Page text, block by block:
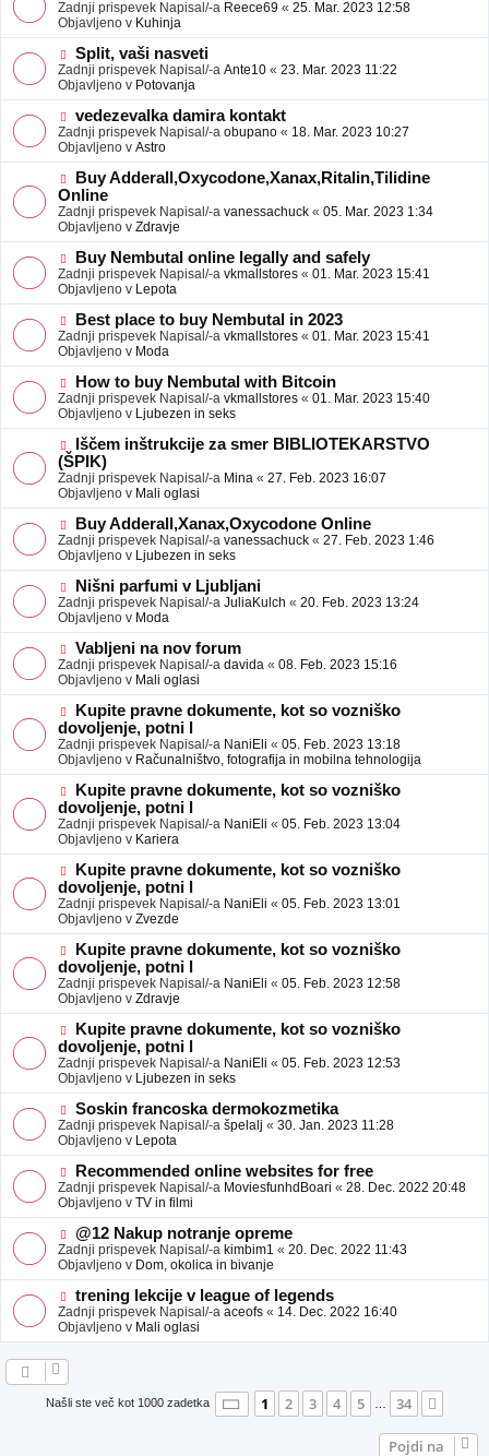
b
j
a
v
e
o
v
e
o
b
j
a
v
e
Zadnji prispevek Napisal/-a Reece69 « 25. Mar. 2023 12:58
Objavljeno v Kuhinja
N
o
v
e
o
b
j
a
v
e
Split, vaši nasveti
Zadnji prispevek Napisal/-a Ante10 « 23. Mar. 2023 11:22
Objavljeno v Potovanja
N
o
v
e
o
b
j
a
v
e
vedezevalka damira kontakt
Zadnji prispevek Napisal/-a obupano « 18. Mar. 2023 10:27
Objavljeno v Astro
N
o
v
e
o
b
j
a
v
e
Buy Adderall,Oxycodone,Xanax,Ritalin,Tilidine
Online
Zadnji prispevek Napisal/-a vanessachuck « 05. Mar. 2023 1:34
Objavljeno v Zdravje
N
o
v
e
o
b
j
a
v
e
Buy Nembutal online legally and safely
Zadnji prispevek Napisal/-a vkmallstores « 01. Mar. 2023 15:41
Objavljeno v Lepota
N
o
v
e
o
b
j
a
v
e
Best place to buy Nembutal in 2023
Zadnji prispevek Napisal/-a vkmallstores « 01. Mar. 2023 15:41
Objavljeno v Moda
N
o
v
e
o
b
j
a
v
e
How to buy Nembutal with Bitcoin
Zadnji prispevek Napisal/-a vkmallstores « 01. Mar. 2023 15:40
Objavljeno v Ljubezen in seks
N
o
v
e
o
b
j
a
v
e
Iščem inštrukcije za smer BIBLIOTEKARSTVO
(ŠPIK)
Zadnji prispevek Napisal/-a Mina « 27. Feb. 2023 16:07
Objavljeno v Mali oglasi
N
o
v
e
o
b
j
a
v
e
Buy Adderall,Xanax,Oxycodone Online
Zadnji prispevek Napisal/-a vanessachuck « 27. Feb. 2023 1:46
Objavljeno v Ljubezen in seks
N
o
v
e
o
b
j
a
v
e
Nišni parfumi v Ljubljani
Zadnji prispevek Napisal/-a JuliaKulch « 20. Feb. 2023 13:24
Objavljeno v Moda
N
o
v
e
o
b
j
a
v
e
Vabljeni na nov forum
Zadnji prispevek Napisal/-a davida « 08. Feb. 2023 15:16
Objavljeno v Mali oglasi
N
o
v
e
o
b
a
v
e
Kupite pravne dokumente, kot so vozniško
dovoljenje, potni l
Zadnji prispevek Napisal/-a NaniEli « 05. Feb. 2023 13:18
Objavljeno v Računalništvo, fotografija in mobilna tehnologija
N
o
v
e
o
b
a
v
e
Kupite pravne dokumente, kot so vozniško
dovoljenje, potni l
Zadnji prispevek Napisal/-a NaniEli « 05. Feb. 2023 13:04
Objavljeno v Kariera
N
o
v
e
o
b
a
v
e
Kupite pravne dokumente, kot so vozniško
dovoljenje, potni l
Zadnji prispevek Napisal/-a NaniEli « 05. Feb. 2023 13:01
Objavljeno v Zvezde
N
o
v
e
o
b
a
v
e
Kupite pravne dokumente, kot so vozniško
dovoljenje, potni l
Zadnji prispevek Napisal/-a NaniEli « 05. Feb. 2023 12:58
Objavljeno v Zdravje
N
o
v
e
o
b
j
a
v
e
Kupite pravne dokumente, kot so vozniško
dovoljenje, potni l
Zadnji prispevek Napisal/-a NaniEli « 05. Feb. 2023 12:53
Objavljeno v Ljubezen in seks
N
o
v
e
o
b
j
a
v
e
Soskin francoska dermokozmetika
Zadnji prispevek Napisal/-a špelalj « 30. Jan. 2023 11:28
Objavljeno v Lepota
N
o
v
e
o
b
j
a
v
e
Recommended online websites for free
Zadnji prispevek Napisal/-a MoviesfunhdBoari « 28. Dec. 2022 20:48
Objavljeno v TV in filmi
N
o
v
e
o
b
j
a
@12 Nakup notranje opreme
Zadnji prispevek Napisal/-a kimbim1 « 20. Dec. 2022 11:43
Objavljeno v Dom, okolica in bivanje
N
o
v
e
a
trening lekcije v league of legends
Zadnji prispevek Napisal/-a aceofs « 14. Dec. 2022 16:40
Objavljeno v Mali oglasi
Našli ste več kot 1000 zadetka Stran 1od34
1 2 3 4 5 … 34
Pojdi na